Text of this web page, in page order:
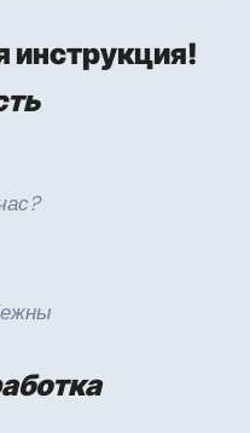
инструкция!